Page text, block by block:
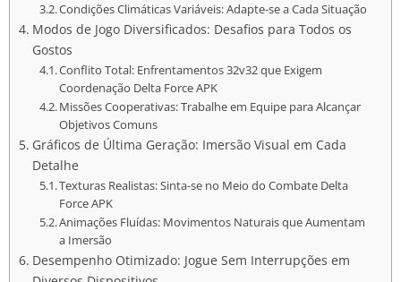
Condições Climáticas Variáveis: Adapte-se a Cada Situação
Modos de Jogo Diversificados: Desafios para Todos os
Gostos
Conflito Total: Enfrentamentos 32v32 que Exigem
Coordenação Delta Force APK
Missões Cooperativas: Trabalhe em Equipe para Alcançar
Objetivos Comuns
Gráficos de Última Geração: Imersão Visual em Cada
Detalhe
Texturas Realistas: Sinta-se no Meio do Combate Delta
Force APK
Animações Fluídas: Movimentos Naturais que Aumentam
a Imersão
Desempenho Otimizado: Jogue Sem Interrupções em